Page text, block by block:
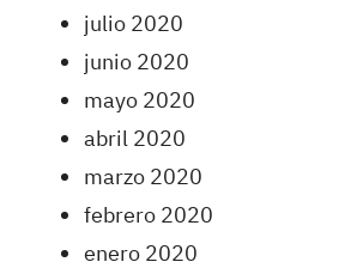
julio 2020
junio 2020
mayo 2020
abril 2020
marzo 2020
febrero 2020
enero 2020